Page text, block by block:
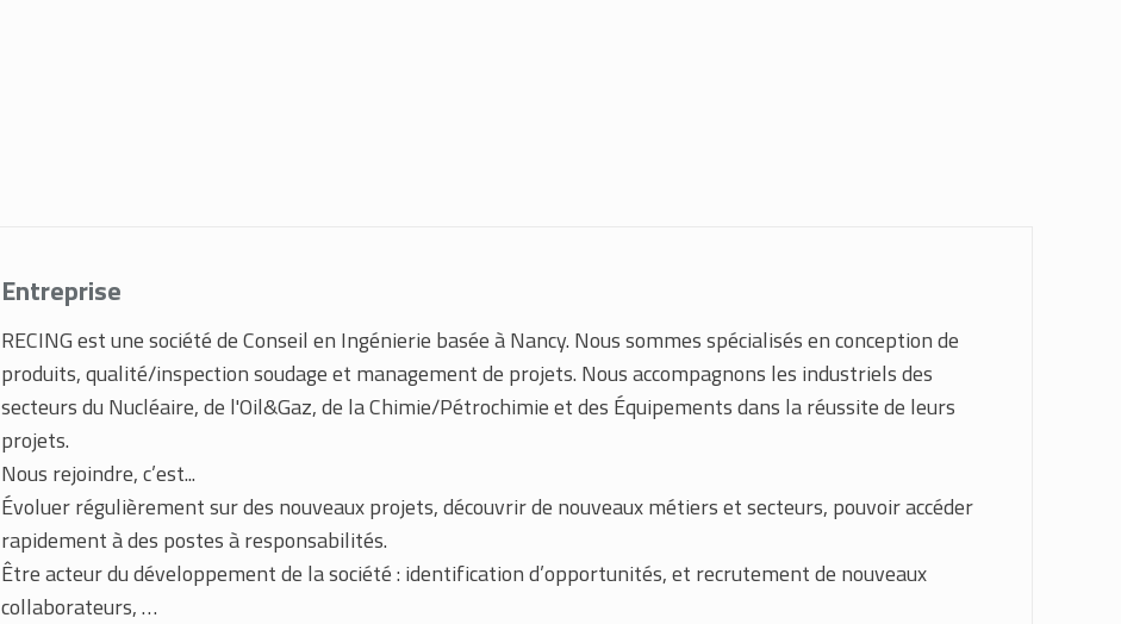
Entreprise
RECING est une société de Conseil en Ingénierie basée à Nancy. Nous sommes spécialisés en conception de
produits, qualité/inspection soudage et management de projets. Nous accompagnons les industriels des
secteurs du Nucléaire, de l'Oil&Gaz, de la Chimie/Pétrochimie et des Équipements dans la réussite de leurs
projets.
Nous rejoindre, c’est...
Évoluer régulièrement sur des nouveaux projets, découvrir de nouveaux métiers et secteurs, pouvoir accéder
rapidement à des postes à responsabilités.
Être acteur du développement de la société : identification d’opportunités, et recrutement de nouveaux
collaborateurs, …